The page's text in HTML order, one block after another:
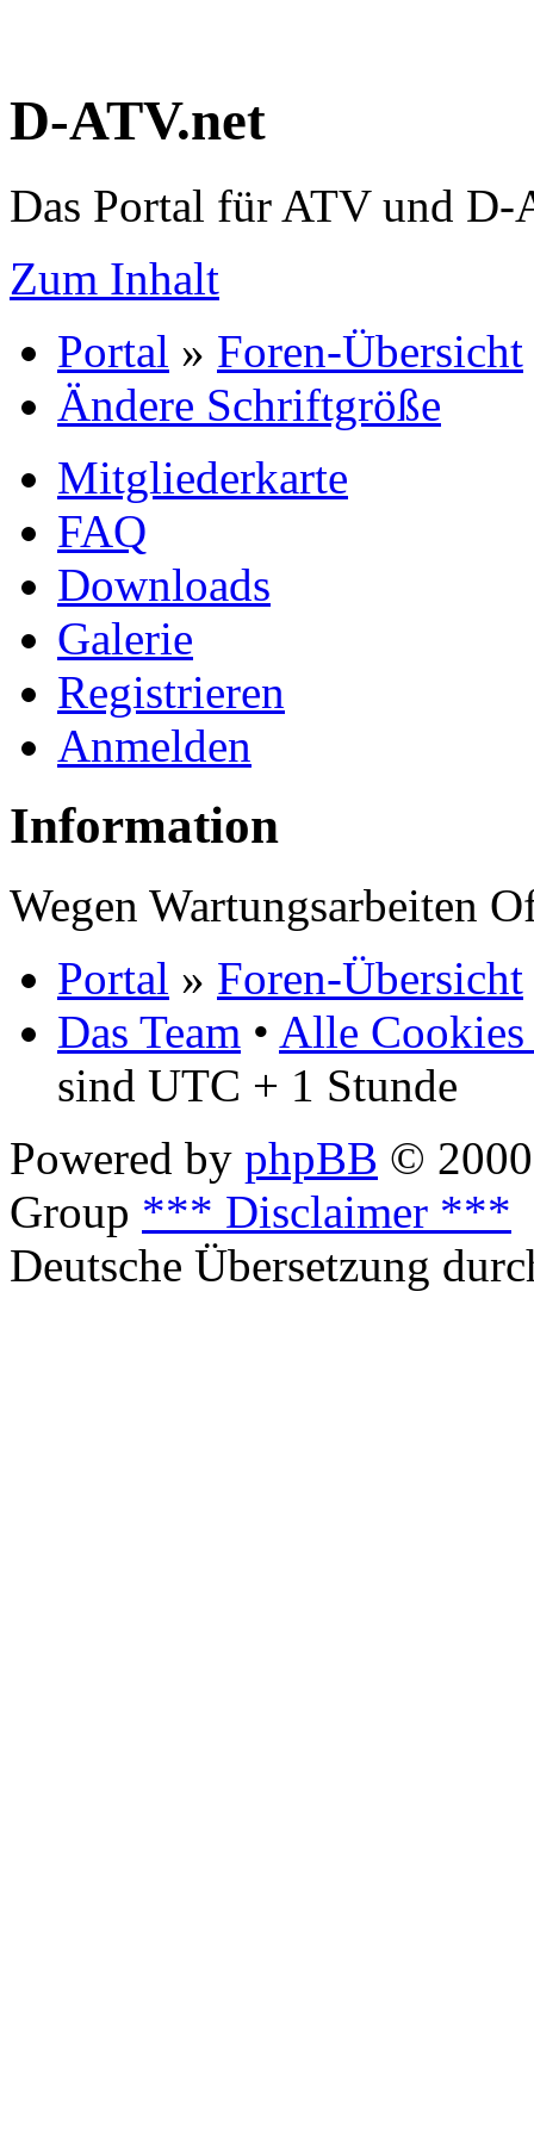
D-ATV.net
Das Portal für ATV und D-
Zum Inhalt
Portal » Foren-Übersicht
Ändere Schriftgröße
Mitgliederkarte
FAQ
Downloads
Galerie
Registrieren
Anmelden
Information
Wegen Wartungsarbeiten
Portal » Foren-Übersicht
Das Team • Alle Cookies
sind UTC + 1 Stunde
Powered by phpBB ©
Group *** Disclaimer ***
Deutsche Übersetzung